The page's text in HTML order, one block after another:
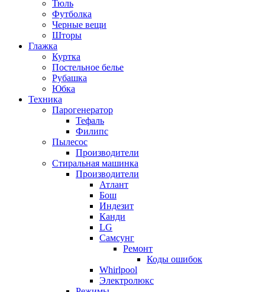
Тюль
Футболка
Черные вещи
Шторы
Глажка
Куртка
Постельное белье
Рубашка
Юбка
Техника
Парогенератор
Тефаль
Филипс
Пылесос
Производители
Стиральная машинка
Производители
Атлант
Бош
Индезит
Канди
LG
Самсунг
Ремонт
Коды ошибок
Whirlpool
Электролюкс